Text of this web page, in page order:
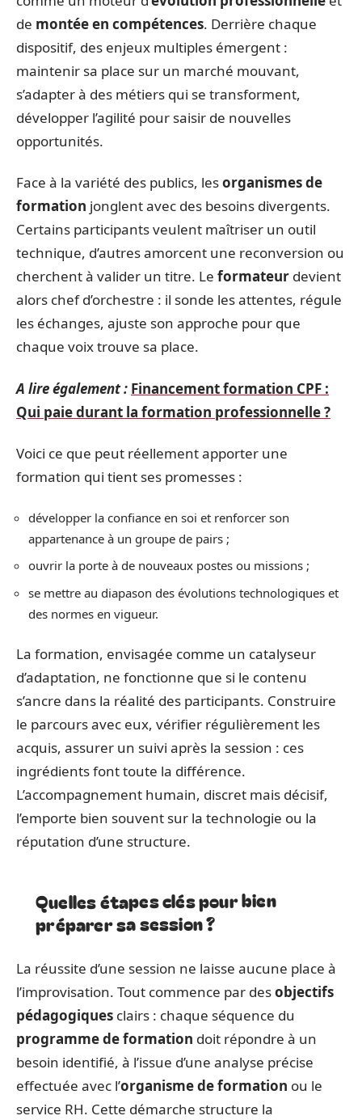
de montée en compétences. Derrière chaque
dispositif, des enjeux multiples émergent :
maintenir sa place sur un marché mouvant,
s’adapter à des métiers qui se transforment,
développer l’agilité pour saisir de nouvelles
opportunités.
Face à la variété des publics, lesorganismes de
formation jonglent avec des besoins divergents.
Certains participants veulent maîtriser un outil
technique, d’autres amorcent une reconversion ou
cherchent à valider un titre. Le formateur devient
alors chef d’orchestre : il sonde les attentes, régule
les échanges, ajuste son approche pour que
chaque voix trouve sa place.
A lire également : Financement formation CPF :
Qui paie durant la formation professionnelle ?
Voici ce que peut réellement apporter une
formation qui tient ses promesses :
développer la confiance en soi et renforcer son
appartenance à un groupe de pairs ;
ouvrir la porte à de nouveaux postes ou missions ;
se mettre au diapason des évolutions technologiques et
des normes en vigueur.
La formation, envisagée comme un catalyseur
d’adaptation, ne fonctionne que si le contenu
s’ancre dans la réalité des participants. Construire
le parcours avec eux, vérifier régulièrement les
acquis, assurer un suivi après la session : ces
ingrédients font toute la différence.
L’accompagnement humain, discret mais décisif,
l’emporte bien souvent sur la technologie ou la
réputation d’une structure.
Quelles étapes clés pour bien
préparer sa session ?
La réussite d’une session ne laisse aucune place à
l’improvisation. Tout commence par desobjectifs
pédagogiques clairs : chaque séquence du
programme de formation doit répondre à un
besoin identifié, à l’issue d’une analyse précise
effectuée avec l’organisme de formation ou le
service RH. Cette démarche structure la